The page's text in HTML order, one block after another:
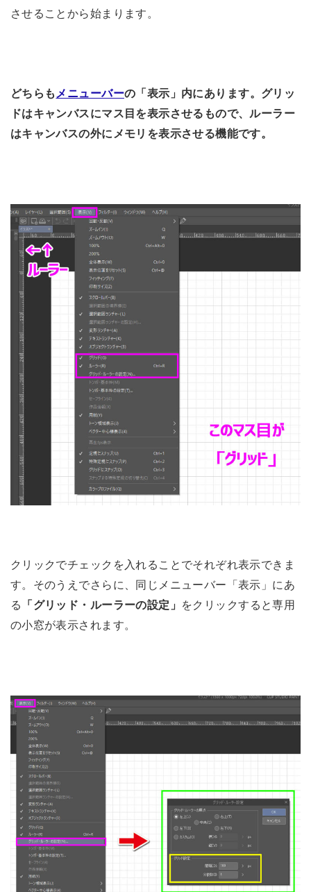
させることから始まります。
どちらも メニューバーの「表示」内にあります。グリッ
ドはキャンバスにマス目を表示させるもので、ルーラー
はキャンバスの外にメモリを表示させる機能です。
クリックでチェックを入れることでそれぞれ表示できま
す。そのうえでさらに、同じメニューバー「表示」にあ
る
「グリッド・ルーラーの設定」
をクリックすると専用
の小窓が表示されます。